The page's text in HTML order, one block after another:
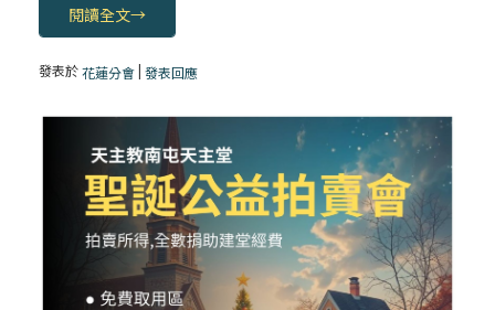
閱讀全文→
發表於花蓮分會|發表回應